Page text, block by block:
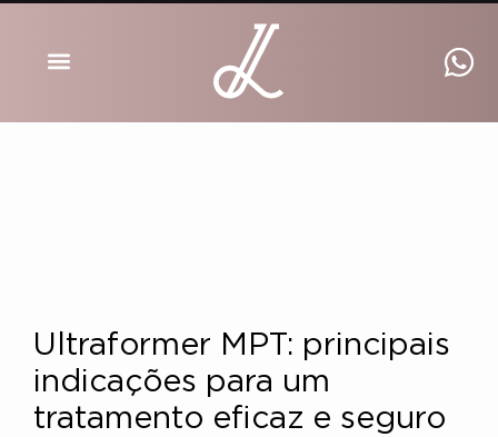
Ultraformer MPT: principais
indicações para um
tratamento eficaz e seguro